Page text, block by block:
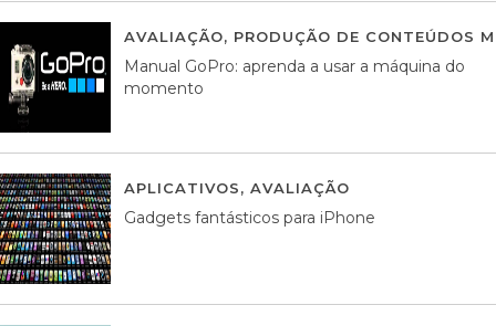
AVALIAÇÃO, PRODUÇÃO DE CONTEÚDOS
Manual GoPro: aprenda a usar a máquina do
momento
APLICATIVOS, AVALIAÇÃO
Gadgets fantásticos para iPhone